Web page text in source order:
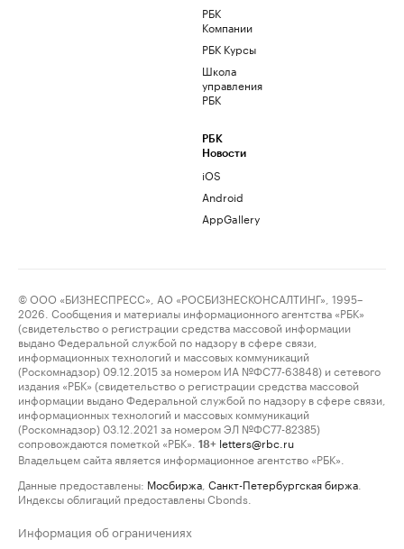
РБК
Компании
РБК Курсы
Школа
управления
РБК
РБК
Новости
iOS
Android
AppGallery
© ООО «БИЗНЕСПРЕСС», АО «РОСБИЗНЕСКОНСАЛТИНГ», 1995–
2026. Сообщения и материалы информационного агентства «РБК»
(свидетельство о регистрации средства массовой информации
выдано Федеральной службой по надзору в сфере связи,
информационных технологий и массовых коммуникаций
(Роскомнадзор) 09.12.2015 за номером ИА №ФС77-63848) и сетевого
издания «РБК» (свидетельство о регистрации средства массовой
информации выдано Федеральной службой по надзору в сфере связи,
информационных технологий и массовых коммуникаций
(Роскомнадзор) 03.12.2021 за номером ЭЛ №ФС77-82385)
сопровождаются пометкой «РБК».
18+ letters@rbc.ru
Владельцем сайта является информационное агентство «РБК».
Данные предоставлены: Мосбиржа Санкт-Петербургская биржа
Индексы облигаций предоставлены Cbonds.
Информация об ограничениях